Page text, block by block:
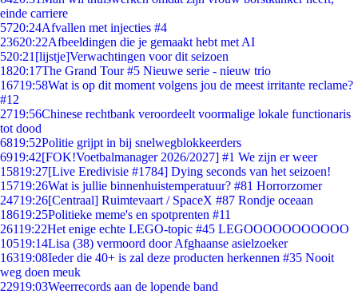
einde carriere
5720:24Afvallen met injecties #4
23620:22Afbeeldingen die je gemaakt hebt met AI
520:21 [lijstje]Verwachtingen voor dit seizoen
1820:17The Grand Tour #5 Nieuwe serie - nieuw trio
16719:58Wat is op dit moment volgens jou de meest irritante reclame?
#12
2719:56Chinese rechtbank veroordeelt voormalige lokale functionaris
tot dood
6819:52Politie grijpt in bij snelwegblokkeerders
6919:42[FOK!Voetbalmanager 2026/2027] #1 We zijn er weer
15819:27[Live Eredivisie #1784] Dying seconds van het seizoen!
15719:26Wat is jullie binnenhuistemperatuur? #81 Horrorzomer
24719:26[Centraal] Ruimtevaart / SpaceX #87 Rondje oceaan
18619:25Politieke meme's en spotprenten #11
26119:22Het enige echte LEGO-topic #45 LEGOOOOOOOOOOO
10519:14Lisa (38) vermoord door Afghaanse asielzoeker
16319:08Ieder die 40+ is zal deze producten herkennen #35 Nooit
weg doen meuk
22919:03Weerrecords aan de lopende band